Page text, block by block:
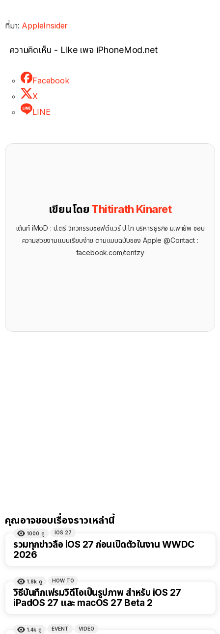
ที่มา: AppleInsider
ความคิดเห็น - Like เพจ iPhoneMod.net
Facebook
X
LINE
เขียนโดย Thitirath Kinaret
เต้นท์ iMoD : ป.ตรี วิศวกรรมซอฟต์แวร์ ป.โท บริหารธุรกิจ ม.พายัพ ชอบ
ความสวยงามแบบเรียบง่าย ตามแบบฉบับของ Apple @Contact :
facebook.com/tentzy
คุณอาจชอบเรื่องราวเหล่านี้
1000 ดู IOS 27
รวมทุกข่าวลือ iOS 27 ก่อนเปิดตัวในงาน WWDC
2026
1.8k ดู HOW TO
วิธีบันทึกเฟรมวิดีโอเป็นรูปภาพ สำหรับ iOS 27
iPadOS 27 และ macOS 27 Beta 2
1.4k ดู EVENT VIDEO